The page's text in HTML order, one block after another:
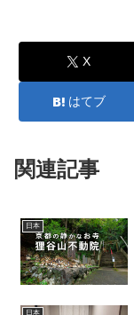
X
はてブ
関連記事
日本
日本